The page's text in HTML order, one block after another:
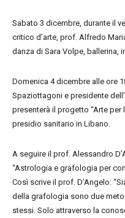
Sabato 3 dicembre, durante il
critico d’arte, prof. Alfredo
danza di Sara Volpe, ballerina,
Domenica 4 dicembre alle ore
Spaziottagoni e presidente
presenterà il progetto “Arte per
presidio sanitario in Libano.
A seguire il prof. Alessandro
“Astrologia e grafologia per
Così scrive il prof. D’Angelo:
della grafologia sono due
stessi. Solo attraverso la